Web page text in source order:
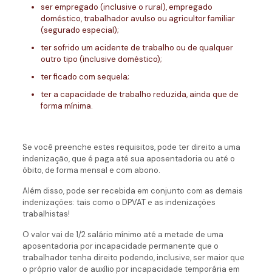
ser empregado (inclusive o rural), empregado
doméstico, trabalhador avulso ou agricultor familiar
(segurado especial);
ter sofrido um acidente de trabalho ou de qualquer
outro tipo (inclusive doméstico);
ter ficado com sequela;
ter a capacidade de trabalho reduzida, ainda que de
forma mínima.
Se você preenche estes requisitos, pode ter direito a uma
indenização, que é paga até sua aposentadoria ou até o
óbito, de forma mensal e com abono.
Além disso, pode ser recebida em conjunto com as demais
indenizações: tais como o DPVAT e as indenizações
trabalhistas!
O valor vai de 1/2 salário mínimo até a metade de uma
aposentadoria por incapacidade permanente que o
trabalhador tenha direito podendo, inclusive, ser maior que
o próprio valor de auxílio por incapacidade temporária em